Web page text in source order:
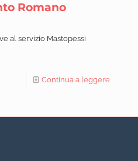
Romano
al servizio Mastopessi
Continua a leggere